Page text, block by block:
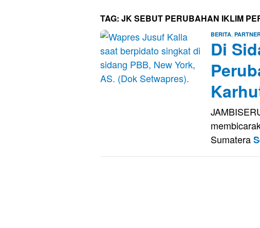
TAG: JK SEBUT PERUBAHAN IKLIM
BERITA
Di
Sumatera